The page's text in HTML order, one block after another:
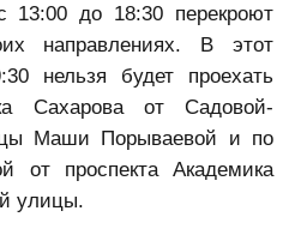
13:00 до 18:30 перекроют
направлениях. В этот
нельзя будет проехать
Сахарова от Садовой-
Маши Порываевой и по
от проспекта Академика
улицы.